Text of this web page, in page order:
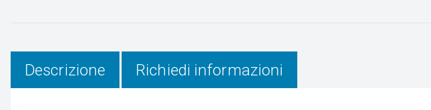
Descrizione Richiedi informazioni